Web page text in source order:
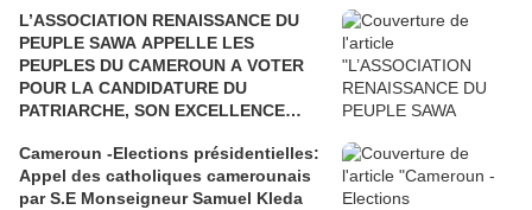
L’ASSOCIATION RENAISSANCE DU
PEUPLE SAWA APPELLE LES
PEUPLES DU CAMEROUN A VOTER
POUR LA CANDIDATURE DU
PATRIARCHE, SON EXCELLENCE
Cameroun -Elections présidentielles:
Appel des catholiques camerounais
par S.E Monseigneur Samuel Kleda